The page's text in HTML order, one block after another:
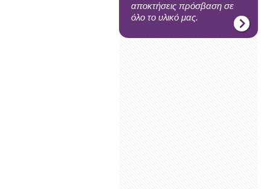
αποκτήσεις πρόσβαση σε
όλο το υλικό μας.